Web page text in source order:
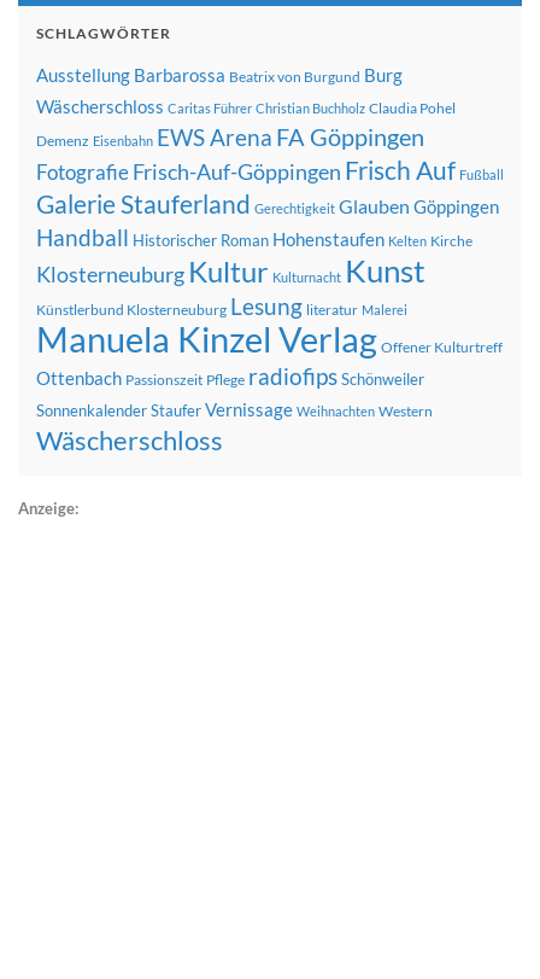
SCHLAGWÖRTER
Ausstellung Barbarossa Beatrix von Burgund Burg
Wäscherschloss Caritas Führer Christian Buchholz Claudia Pohel
Demenz Eisenbahn EWS Arena FA Göppingen
FotografieFrisch-Auf-Göppingen Frisch Auf Fußball
Galerie Stauferland Gerechtigkeit Glauben Göppingen
Handball Historischer Roman Hohenstaufen Kelten Kirche
Klosterneuburg Kultur Kulturnacht Kunst
Künstlerbund Klosterneuburg Lesung literatur Malerei
Manuela Kinzel Verlag Offener Kulturtreff
Ottenbach Passionszeit Pflege radiofipsSchönweiler
SonnenkalenderStauferVernissage Weihnachten Western
Wäscherschloss
Anzeige: